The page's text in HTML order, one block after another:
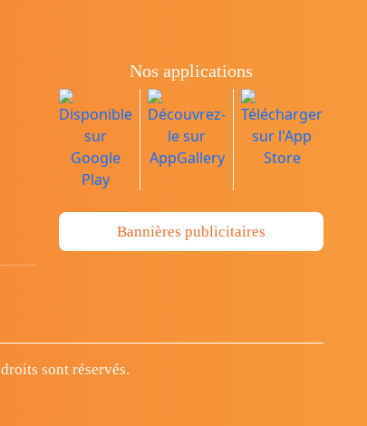
Nos applications
Bannières publicitaires
sont réservés.